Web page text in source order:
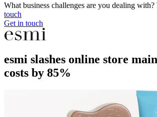
What business challenges are you dealing with?
touch
Get in touch
esmi slashes online store
costs by 85%